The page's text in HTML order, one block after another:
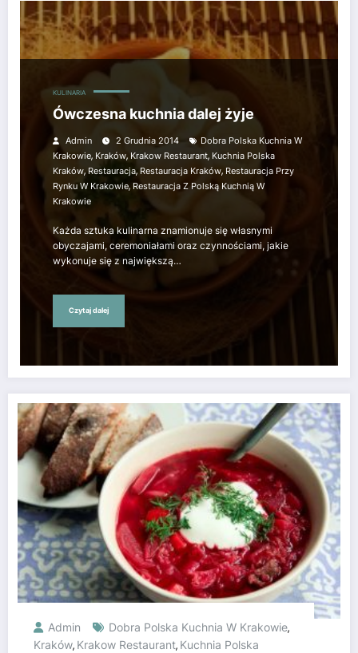
Ówczesna kuchnia dalej żyje
KULINARIA
Ówczesna kuchnia dalej żyje
Admin 2 Grudnia 2014
Dobra Polska Kuchnia W
Krakowie, Kraków, Krakow Restaurant, Kuchnia Polska
Kraków,Restauracja, Restauracja Kraków, Restauracja Przy
Rynku W Krakowie, Restauracja Z Polską Kuchnią W
Krakowie
Każda sztuka kulinarna znamionuje się własnymi
obyczajami, ceremoniałami oraz czynnościami, jakie
wykonuje się z największą…
Czytaj dalej
Admin Dobra Polska Kuchnia W Krakowie,
Kraków, Krakow Restaurant, Kuchnia Polska